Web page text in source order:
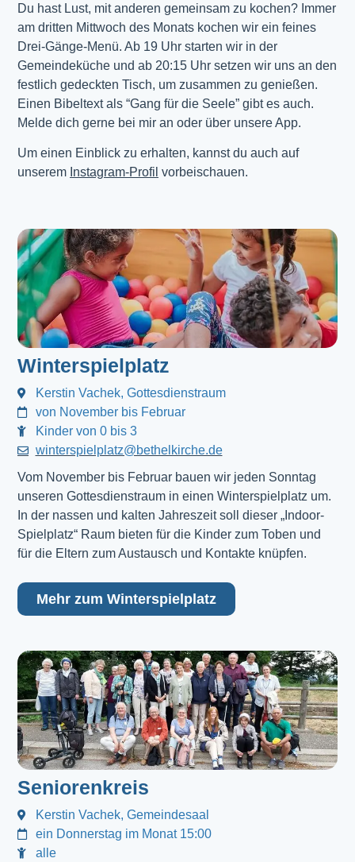
Du hast Lust, mit anderen gemeinsam zu kochen? Immer
am dritten Mittwoch des Monats kochen wir ein feines
Drei-Gänge-Menü. Ab 19 Uhr starten wir in der
Gemeindeküche und ab 20:15 Uhr setzen wir uns an den
festlich gedeckten Tisch, um zusammen zu genießen.
Einen Bibeltext als “Gang für die Seele” gibt es auch.
Melde dich gerne bei mir an oder über unsere App.
Um einen Einblick zu erhalten, kannst du auch auf
unserem Instagram-Profil vorbeischauen.
Winterspielplatz
Kerstin Vachek, Gottesdienstraum
von November bis Februar
Kinder von 0 bis 3
winterspielplatz@bethelkirche.de
Vom November bis Februar bauen wir jeden Sonntag
unseren Gottesdienstraum in einen Winterspielplatz um.
In der nassen und kalten Jahreszeit soll dieser „Indoor-
Spielplatz“ Raum bieten für die Kinder zum Toben und
für die Eltern zum Austausch und Kontakte knüpfen.
Mehr zum Winterspielplatz
Seniorenkreis
Kerstin Vachek, Gemeindesaal
ein Donnerstag im Monat 15:00
alle